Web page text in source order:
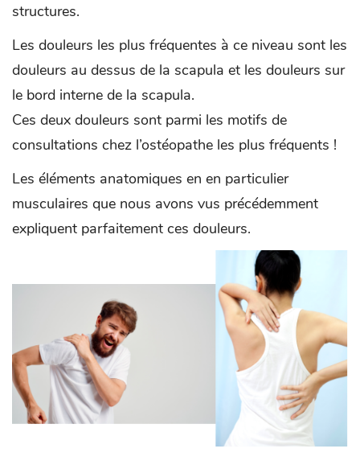
structures.
Les douleurs les plus fréquentes à ce niveau sont les
douleurs au dessus de la scapula et les douleurs sur
le bord interne de la scapula.
Ces deux douleurs sont parmi les motifs de
consultations chez l’ostéopathe les plus fréquents !
Les éléments anatomiques en en particulier
musculaires que nous avons vus précédemment
expliquent parfaitement ces douleurs.